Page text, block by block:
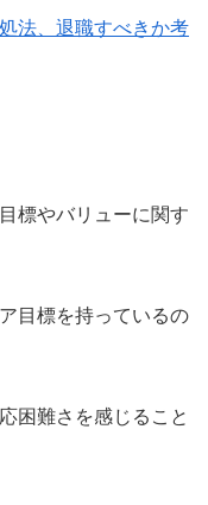
法、退職すべきか考
標やバリューに関す
目標を持っているの
困難さを感じること